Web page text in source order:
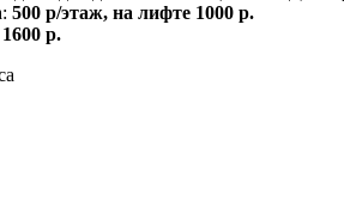
500 р/этаж, на лифте 1000 р.
1600 р.